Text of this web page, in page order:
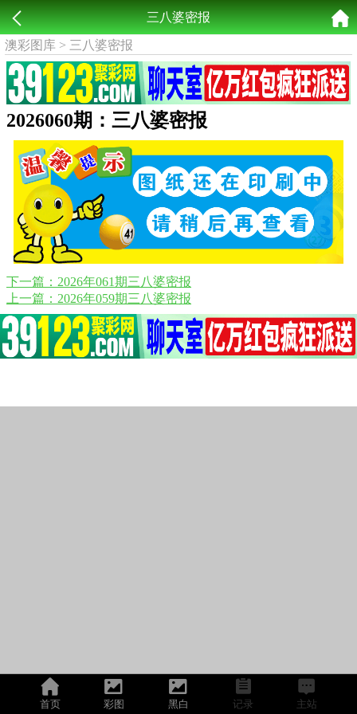
首页 彩图 黑白 记录 主站
三八婆密报
澳彩图库 > 三八婆密报
2026060期：三八婆密报
下一篇：2026年061期三八婆密报
上一篇：2026年059期三八婆密报